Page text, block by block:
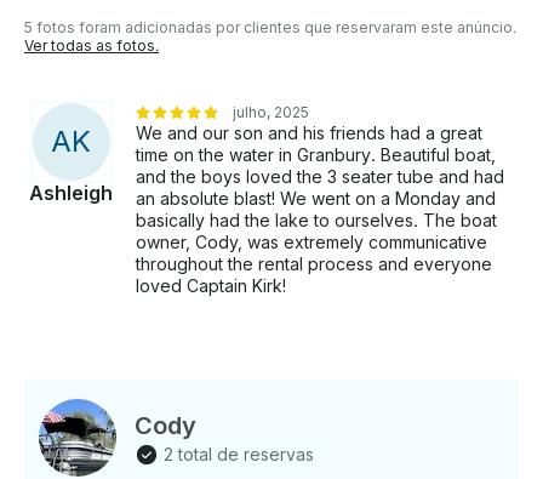
5 fotos foram adicionadas por clientes que reservaram este anúncio.
Ver todas as fotos.
AK
Ashleigh
julho, 2025
We and our son and his friends had a great
time on the water in Granbury. Beautiful boat,
and the boys loved the 3 seater tube and had
an absolute blast! We went on a Monday and
basically had the lake to ourselves. The boat
owner, Cody, was extremely communicative
throughout the rental process and everyone
loved Captain Kirk!
Cody
2 total de reservas